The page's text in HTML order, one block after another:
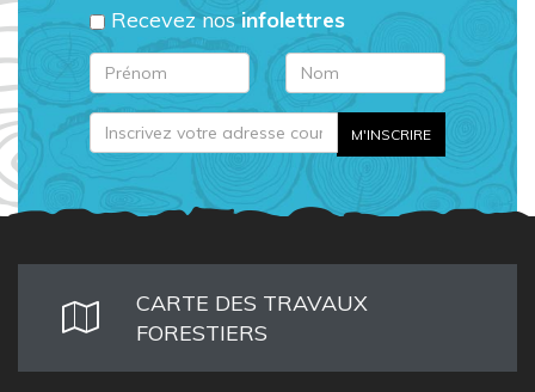
Recevez nosinfolettres
CARTE DES TRAVAUX
FORESTIERS